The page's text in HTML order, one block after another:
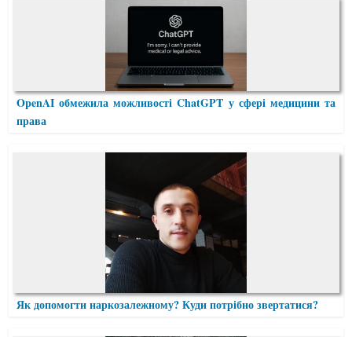
OpenAI обмежила можливості ChatGPT у сфері медицини та
права
Як допомогти наркозалежному? Куди потрібно звертатися?